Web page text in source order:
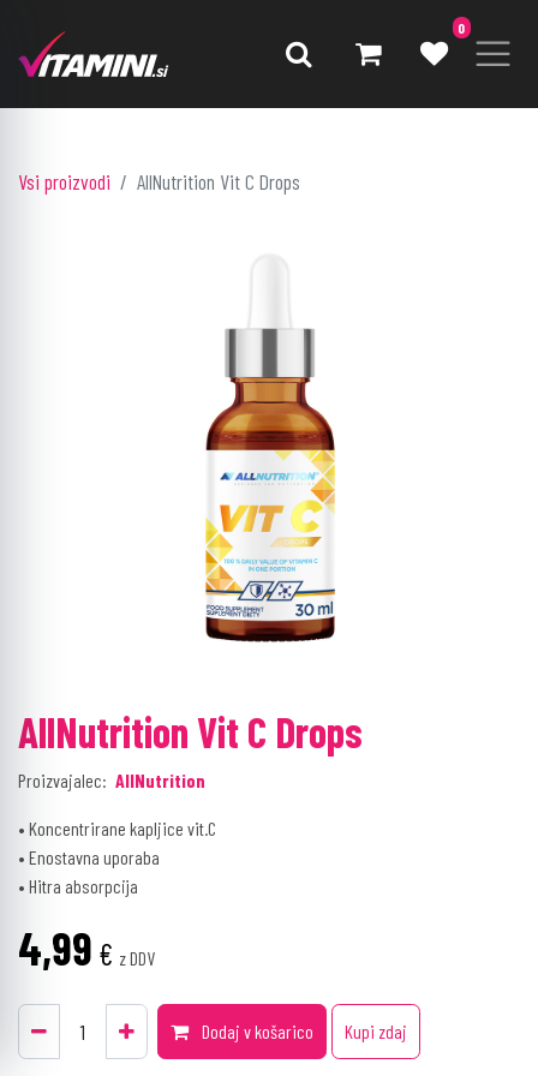
0
Vsi proizvodi AllNutrition Vit C Drops
AllNutrition Vit C Drops
Proizvajalec: AllNutrition
• Koncentrirane kapljice vit.C
• Enostavna uporaba
• Hitra absorpcija
4,99 € z DDV
Dodaj v košarico Kupi zdaj